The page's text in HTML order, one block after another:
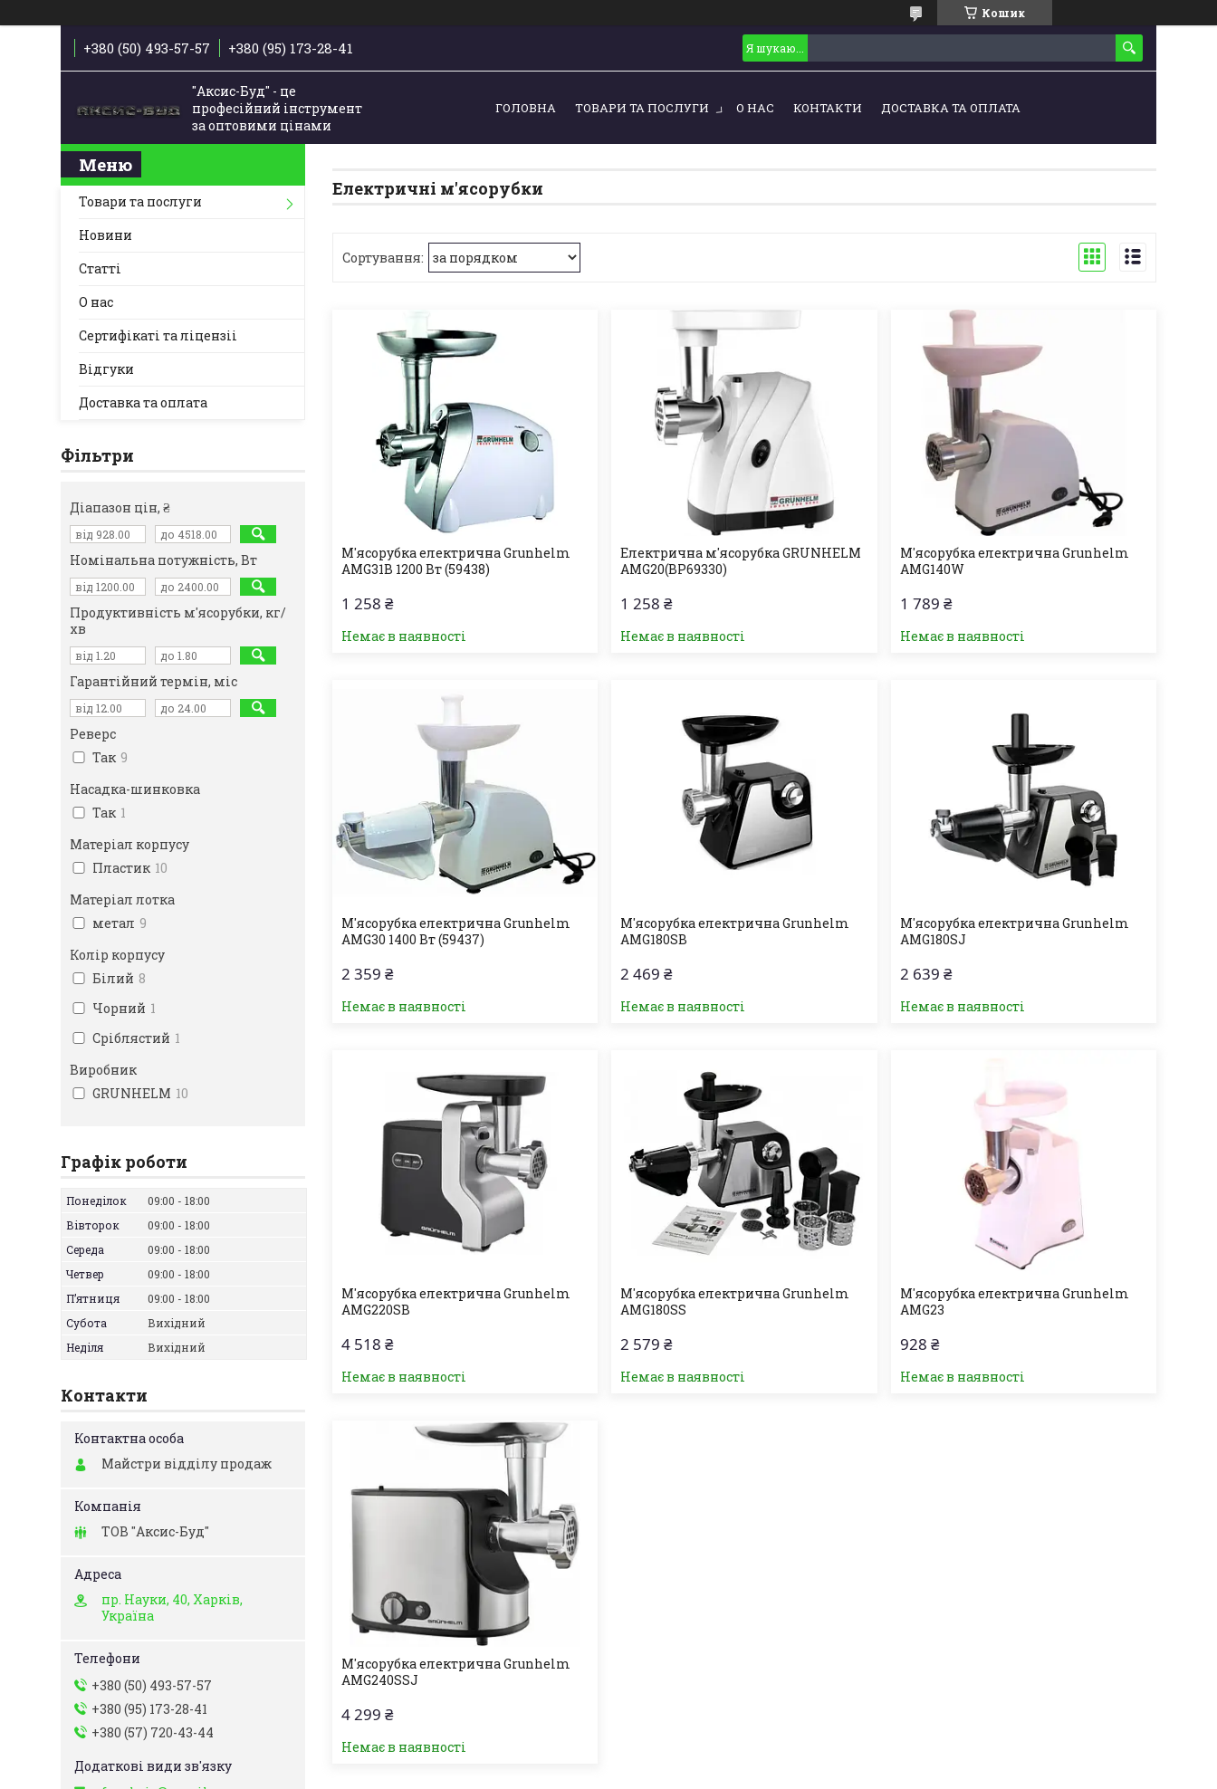
Кошик
+380 (50) 493-57-57 +380 (95) 173-28-41
"Аксис-Буд" - це
професійний інструмент
за оптовими цінами
ГОЛОВНА ТОВАРИ ТА ПОСЛУГИ О НАС КОНТАКТИ ДОСТАВКА ТА ОПЛАТА
Електричні м'ясорубки
М'ясорубка електрична Grunhelm
AMG31B 1200 Вт (59438)
1 258 ₴
Немає в наявності
Електрична м'ясорубка GRUNHELM
AMG20(BP69330)
1 258 ₴
Немає в наявності
М'ясорубка електрична Grunhelm
AMG140W
1 789 ₴
Немає в наявності
М'ясорубка електрична Grunhelm
AMG30 1400 Вт (59437)
2 359 ₴
Немає в наявності
М'ясорубка електрична Grunhelm
AMG180SB
2 469 ₴
Немає в наявності
М'ясорубка електрична Grunhelm
AMG180SJ
2 639 ₴
Немає в наявності
М'ясорубка електрична Grunhelm
AMG220SB
4 518 ₴
Немає в наявності
М'ясорубка електрична Grunhelm
AMG180SS
2 579 ₴
Немає в наявності
М'ясорубка електрична Grunhelm
AMG23
928 ₴
Немає в наявності
М'ясорубка електрична Grunhelm
AMG240SSJ
4 299 ₴
Немає в наявності
Товари та послуги
Новини
Статті
О нас
Сертифікаті та ліцензіі
Відгуки
Доставка та оплата
Фільтри
Діапазон цін, ₴
Номінальна потужність, Вт
Продуктивність м'ясорубки, кг/
хв
Гарантійний термін, міс
Реверс
Так 9
Насадка-шинковка
Так 1
Матеріал корпусу
Пластик 10
Матеріал лотка
метал 9
Колір корпусу
Білий 8
Чорний 1
Сріблястий 1
Виробник
GRUNHELM 10
Графік роботи
Понеділок 09:00
18:00
Вівторок
09:00
18:00
Середа
09:00
18:00
Четвер
09:00
18:00
Пʼятниця
09:00
18:00
Субота
Вихідний
Неділя
Вихідний
Контакти
Майстри відділу продаж
ТОВ "Аксис-Буд"
пр. Науки, 40, Харків,
Україна
+380 (50) 493-57-57
+380 (95) 173-28-41
+380 (57) 720-43-44